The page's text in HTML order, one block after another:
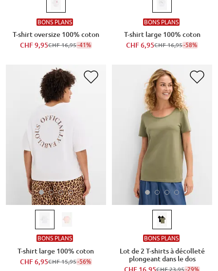
BONS PLANS
T-shirt oversize 100% coton
CHF 9,95CHF 16,95-41%
BONS PLANS
T-shirt large 100% coton
CHF 6,95CHF 16,95-58%
BONS PLANS
T-shirt large 100% coton
CHF 6,95CHF 15,95-56%
BONS PLANS
Lot de 2 T-shirts à décolleté
plongeant dans le dos
CHF 23,95-29%